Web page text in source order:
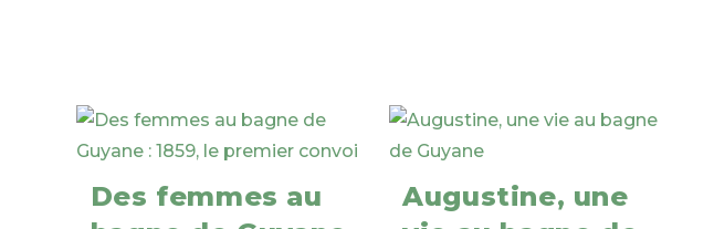
Des femmes au
Augustine, une